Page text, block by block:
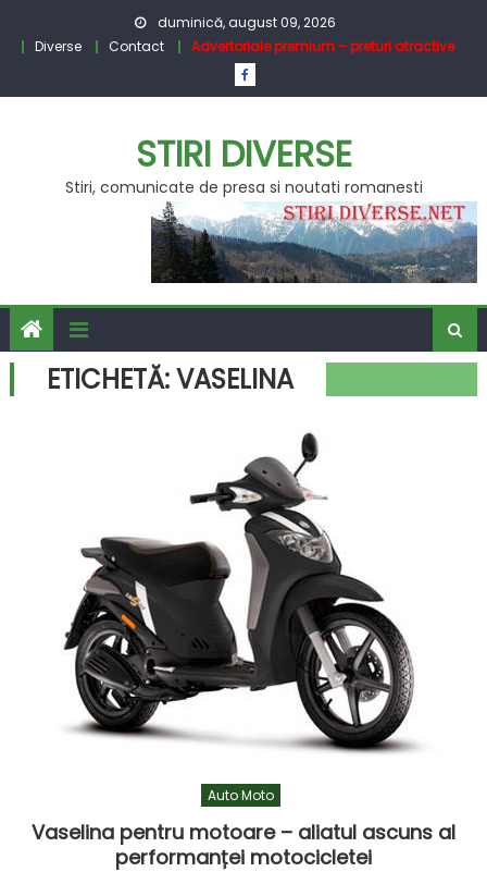
duminică, august 09, 2026
Diverse
Contact Advertoriale premium – preturi atractive
STIRI DIVERSE
Stiri, comunicate de presa si noutati romanesti
ETICHETĂ:VASELINA
Auto Moto
Vaselina pentru motoare – aliatul ascuns al
performanței motocicletei